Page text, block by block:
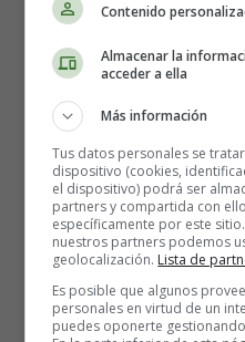
Estreno en
película
Dirección:Alan Taylor
Reparto:Emilia Clarke,
Arnold Schwarzenegger
Hun, Matt Smith y
Nacionalidades: USA
Contenido
Almacenar la
acceder a ella
Más información
Tus datos personales se
dispositivo (cookies,
el dispositivo) podrá ser
partners y compartida con
específicamente por este
nuestros partners podemos
geolocalización. Lista de
Es posible que algunos
personales en virtud de un
puedes oponerte